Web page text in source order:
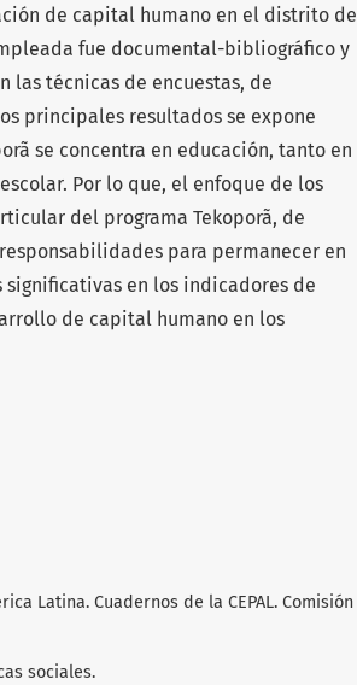
de capital humano en el distrito de
fue documental-bibliográfico y
las técnicas de encuestas, de
principales resultados se expone
se concentra en educación, tanto en
Por lo que, el enfoque de los
del programa Tekoporã, de
para permanecer en
en los indicadores de
de capital humano en los
Latina. Cuadernos de la CEPAL. Comisión
sociales.